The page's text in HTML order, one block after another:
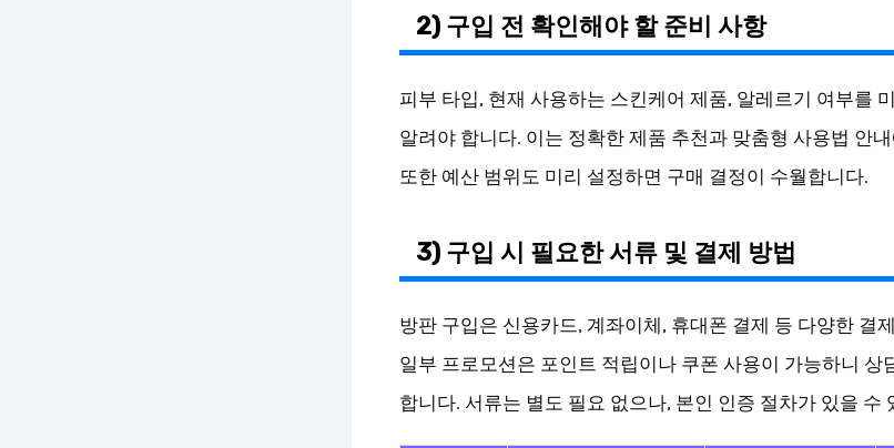
2) 구입 전 확인해야 할 준비 사항
피부 타입, 현재 사용하는 스킨케어 제품, 알레르기 여부를
알려야 합니다. 이는 정확한 제품 추천과 맞춤형 사용법 안
또한 예산 범위도 미리 설정하면 구매 결정이 수월합니다.
3) 구입 시 필요한 서류 및 결제 방법
방판 구입은 신용카드, 계좌이체, 휴대폰 결제 등 다양한 결
일부 프로모션은 포인트 적립이나 쿠폰 사용이 가능하니 상
합니다. 서류는 별도 필요 없으나, 본인 인증 절차가 있을 수